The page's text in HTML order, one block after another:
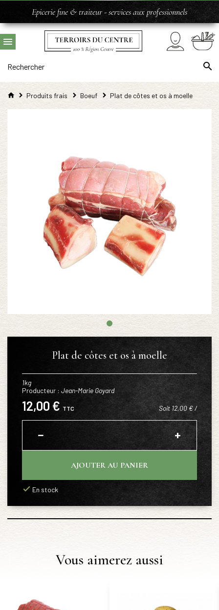
Epicerie fine & traiteur - services aux professionnels
Produits frais Boeuf Plat de côtes et os à moelle
Plat de côtes et os à moelle
1kg
Producteur : Jean-Marie Goyard
12,00 € TTC Soit 12,00 € /
− +
AJOUTER AU PANIER
En stock
Vous aimerez aussi